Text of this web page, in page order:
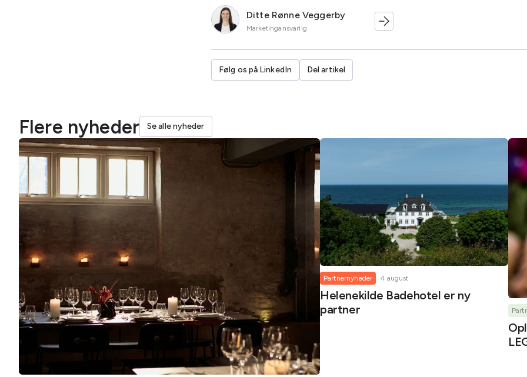
Ditte Rønne Veggerby
Marketingansvarlig
Følg os på LinkedIn Del artikel
Flere nyheder Se alle nyheder
Partnernyheder 4 august
Helenekilde Badehotel er ny
partner